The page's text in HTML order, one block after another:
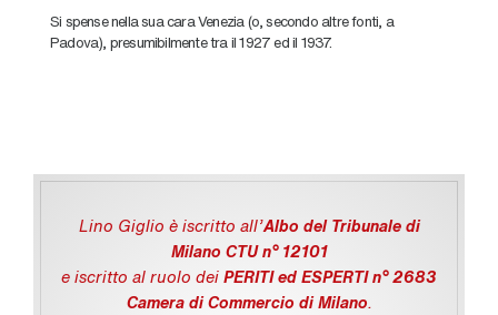
Si spense nella sua cara Venezia (o, secondo altre fonti, a
Padova), presumibilmente tra il 1927 ed il 1937.
Lino Giglio è iscritto all'Albo del Tribunale di
Milano CTU n° 12101
e iscritto al ruolo dei PERITI ed ESPERTI n° 2683
Camera di Commercio di Milano.